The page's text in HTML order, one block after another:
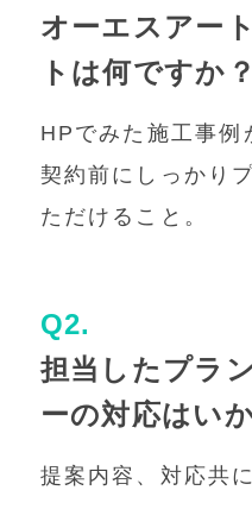
オーエスアー
トは何ですか？
HPでみた施工事例
契約前にしっかり
ただけること。
Q2.
担当したプラ
ーの対応はい
提案内容、対応共